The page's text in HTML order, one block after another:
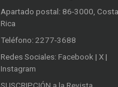
Apartado postal: 86-3000, Costa
Rica
Teléfono: 2277-3688
Redes Sociales: Facebook | X |
Instagram